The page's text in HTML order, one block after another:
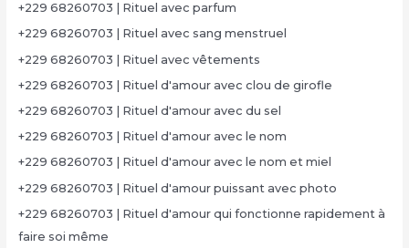
+229 68260703 | Rituel avec parfum
+229 68260703 | Rituel avec sang menstruel
+229 68260703 | Rituel avec vêtements
+229 68260703 | Rituel d'amour avec clou de girofle
+229 68260703 | Rituel d'amour avec du sel
+229 68260703 | Rituel d'amour avec le nom
+229 68260703 | Rituel d'amour avec le nom et miel
+229 68260703 | Rituel d'amour puissant avec photo
+229 68260703 | Rituel d'amour qui fonctionne rapidement à
faire soi même